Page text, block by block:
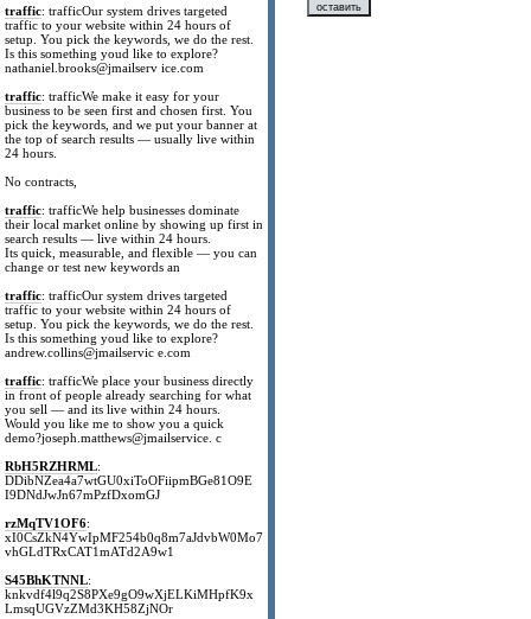
traffic: trafficOur system drives targeted
traffic to your website within 24 hours of
setup. You pick the keywords, we do the rest.
Is this something youd like to explore?
nathaniel.brooks@jmailserv ice.com
traffic: trafficWe make it easy for your
business to be seen first and chosen first. You
pick the keywords, and we put your banner at
the top of search results — usually live within
24 hours.
No contracts,
traffic: trafficWe help businesses dominate
their local market online by showing up first in
search results — live within 24 hours.
Its quick, measurable, and flexible — you can
change or test new keywords an
traffic: trafficOur system drives targeted
traffic to your website within 24 hours of
setup. You pick the keywords, we do the rest.
Is this something youd like to explore?
andrew.collins@jmailservic e.com
traffic: trafficWe place your business directly
in front of people already searching for what
you sell — and its live within 24 hours.
Would you like me to show you a quick
demo?joseph.matthews@jmailservice. c
RbH5RZHRML:
DDibNZea4a7wtGU0xiToOFiipmBGe81O9E
I9DNdJwJn67mPzfDxomGJ
rzMqTV1OF6:
xI0CsZkN4YwIpMF254b0q8m7aJdvbW0Mo7
vhGLdTRxCAT1mATd2A9w1
S45BhKTNNL:
knkvdf4l9q2S8PXe9gO9wXjELKiMHpfK9x
LmsqUGVzZMd3KH58ZjNOr